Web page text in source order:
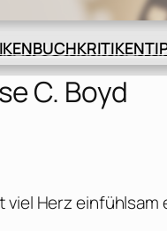
BUCHKRITIKEN
C. Boyd
Herz